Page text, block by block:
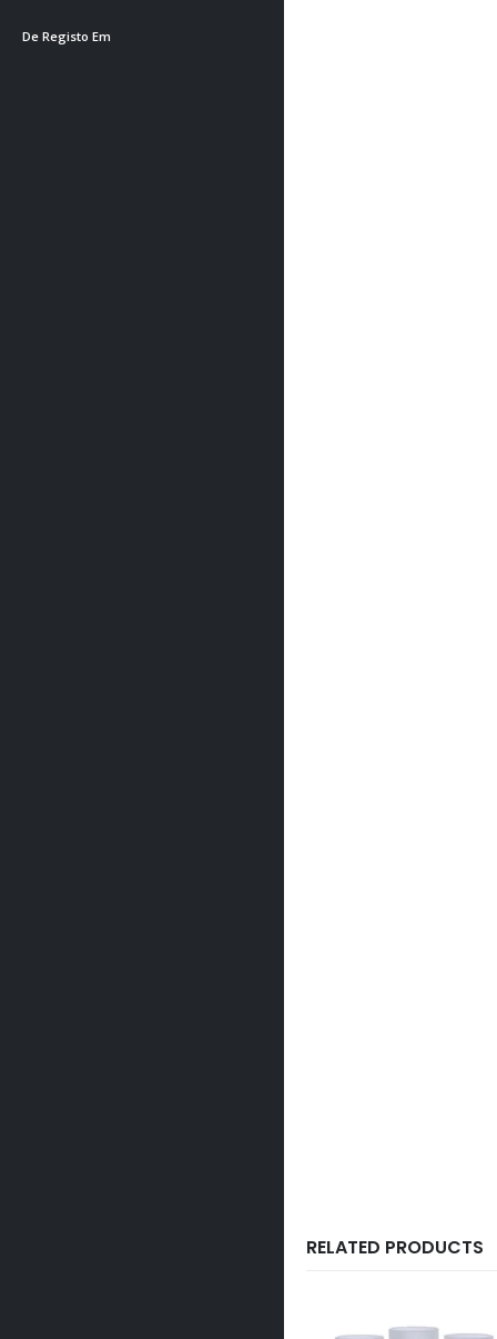
De Registo Em
RELATED PRODUCTS